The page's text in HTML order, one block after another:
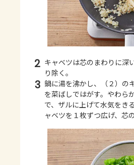
2 キャベツは芯のまわりに深
り除く。
3 鍋に湯を沸かし、（２）の
を菜ばしではがす。やわら
で、ザルに上げて水気をき
ャベツを１枚ずつ広げ、芯